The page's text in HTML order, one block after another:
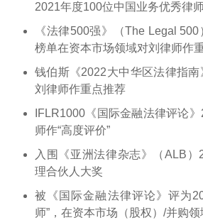
2021年度100位中国业务优秀律
《法律500强》（The Legal
榜单在资本市场领域对刘律师作
钱伯斯《2022大中华区法律指
刘律师作重点推荐
IFLR1000《国际金融法律评论
师作“高度评价”
入围《亚洲法律杂志》（ALB
理合伙人大奖
被《国际金融法律评论》评为
师”，在资本市场（股权）/并购